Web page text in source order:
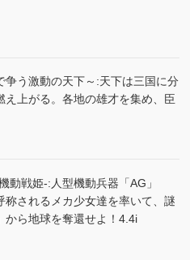
争う激動の天下～:天下は三国に分
え上がる。各地の雄才を集め、臣
動戦姫-:人型機動兵器「AG」
称されるメカ少女達を率いて、謎
から地球を奪還せよ！4.4i